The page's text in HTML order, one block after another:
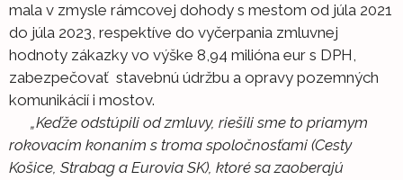
mala v zmysle rámcovej dohody s mestom od júla 2021
do júla 2023, respektíve do vyčerpania zmluvnej
hodnoty zákazky vo výške 8,94 milióna eur s DPH,
zabezpečovať stavebnú údržbu a opravy pozemných
komunikácií i mostov.
„Keďže odstúpili od zmluvy, riešili sme to priamym
rokovacím konaním s troma spoločnosťami (Cesty
Košice, Strabag a Eurovia SK), ktoré sa zaoberajú